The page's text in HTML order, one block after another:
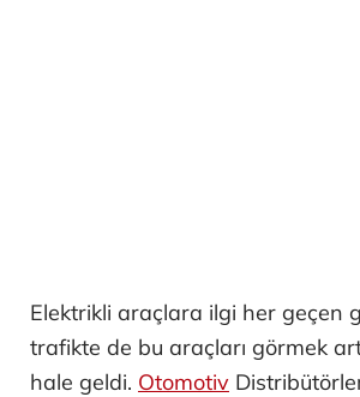
Elektrikli araçlara ilgi her geçen
trafikte de bu araçları görmek
hale geldi. Otomotiv